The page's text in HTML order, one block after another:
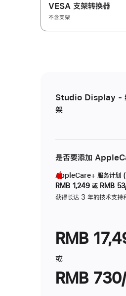
VESA 支架转换器
不含支架
Studio Display - 纳
架
是否要添加
AppleCare+ 服务计划
RMB 1,249 或 RMB
获得长达 3 年的技术支持
RMB
或
RMB